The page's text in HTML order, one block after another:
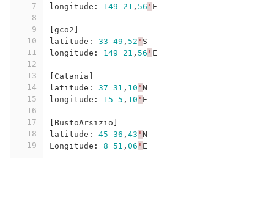
7
8
9
10
11
12
13
14
15
16
17
18
19
longitude : 149 21 , 56 ' E
gco2
latitude : 33 49 , 52 ' S
longitude : 149 21 , 56 ' E
Catania
latitude : 37 31 , 10 ' N
longitude : 15 5 , 10 ' E
BustoArsizio
latitude : 45 36 , 43 ' N
Longitude : 8 51 , 06 ' E